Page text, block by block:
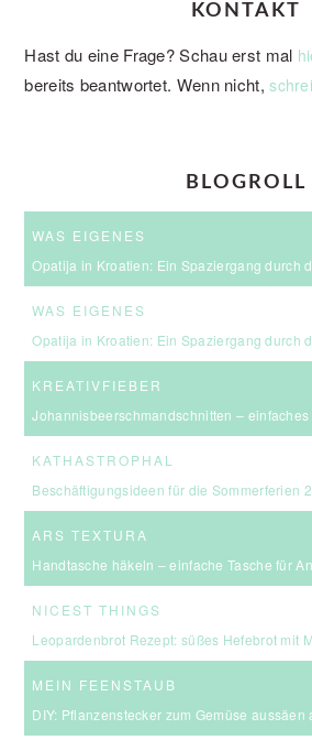
KONTAKT
Hast du eine Frage? Schau erst mal
bereits beantwortet. Wenn nicht,
BLOGROLL
WAS EIGENES
Opatija in Kroatien: Ein Spaziergang durch die elegante
WAS EIGENES
Opatija in Kroatien: Ein Spaziergang durch die elegante
KREATIVFIEBER
Johannisbeerschmandschnitten –
KATHASTROPHAL
Beschäftigungsideen für die Sommerferien 2026 – in
ARS TEXTURA
Handtasche häkeln – einfache Tasche für
NICEST THINGS
Leopardenbrot Rezept: süßes Hefebrot mit
MEIN FEENSTAUB
DIY: Pflanzenstecker zum Gemüse aussäen